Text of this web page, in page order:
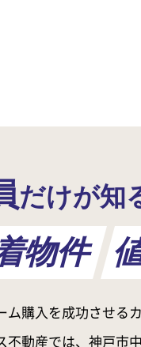
だけが知
物件
ム購入を成功させる
不動産では、神戸市